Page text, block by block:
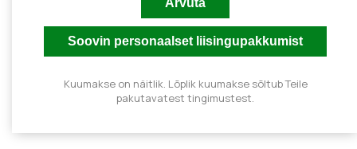
Kuumakse on näitlik. Lõplik kuumakse sõltub Teile
pakutavatest tingimustest.